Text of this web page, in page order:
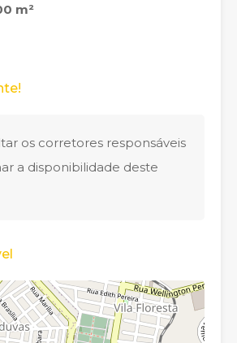
m²
os corretores responsáveis
a disponibilidade deste